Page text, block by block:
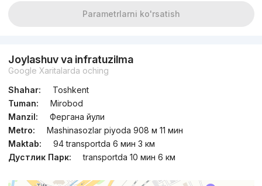
Parametrlarni ko'rsatish
Joylashuv va infratuzilma
Google Xaritalarda oching
Shahar:
Toshkent
Tuman:
Mirobod
Manzil:
Фергана йули
Metro:
Mashinasozlar piyoda 908 м 11 мин
Maktab:
94 transportda 6 мин 3 км
Дустлик Парк:
transportda 10 мин 6 км